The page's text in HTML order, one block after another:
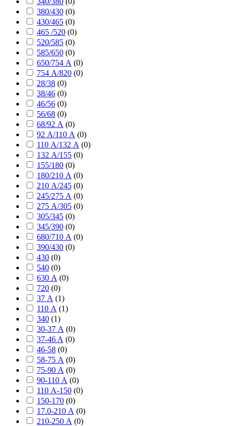
380/430 (0)
430/465 (0)
465 /520 (0)
520/585 (0)
585/650 (0)
650/754 А (0)
754 А/820 (0)
28/38 (0)
38/46 (0)
46/56 (0)
56/68 (0)
68/92 А (0)
92 А/110 А (0)
110 А/132 А (0)
132 А/155 (0)
155/180 (0)
180/210 А (0)
210 А/245 (0)
245/275 А (0)
275 А/305 (0)
305/345 (0)
345/390 (0)
680/710 А (0)
390/430 (0)
430 (0)
540 (0)
630 А (0)
720 (0)
37 А (1)
110 А (1)
340 (1)
30-37 А (0)
37-46 A (0)
46-58 (0)
58-75 А (0)
75-90 А (0)
90-110 А (0)
110 А-150 (0)
150-170 (0)
17.0-210 А (0)
210-250 А (0)